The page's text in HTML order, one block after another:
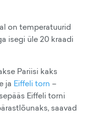
on temperatuurid
isegi üle 20 kraadi
Pariisi kaks
ja Eiffeli torn –
Eiffeli torni
saavad